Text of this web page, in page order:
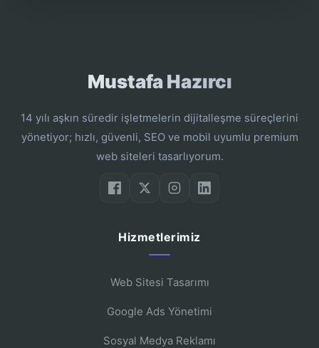
Mustafa Hazırcı
14 yılı aşkın süredir işletmelerin dijitalleşme süreçlerini
yönetiyor; hızlı, güvenli, SEO ve mobil uyumlu premium
web siteleri tasarlıyorum.
Hizmetlerimiz
Web Sitesi Tasarımı
Google Ads Yönetimi
Sosyal Medya Reklamı